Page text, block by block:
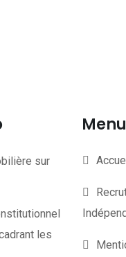
sur
les
Menu